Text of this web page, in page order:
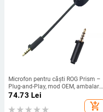
Microfon pentru căști ROG Prism –
Plug-and-Play, mod OEM, ambalare
individuală, suport distribuție
74.73 Lei
add_shopping_cart